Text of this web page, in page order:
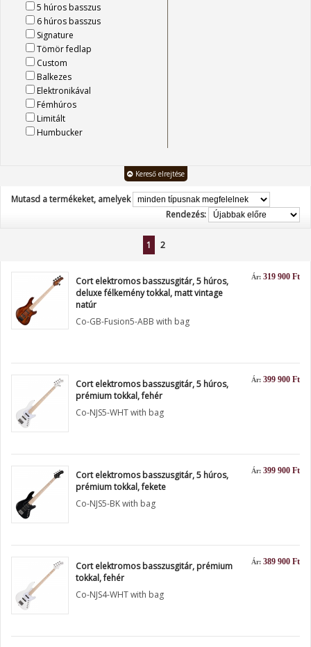
5 húros basszus
6 húros basszus
Signature
Tömör fedlap
Custom
Balkezes
Elektronikával
Fémhúros
Limitált
Humbucker
Kereső elrejtése
Mutasd a termékeket, amelyek
Rendezés:
1 2
Ár: 319 900 Ft
Cort elektromos basszusgitár, 5 húros,
deluxe félkemény tokkal, matt vintage
natúr
Co-GB-Fusion5-ABB with bag
Ár: 399 900 Ft
Cort elektromos basszusgitár, 5 húros,
prémium tokkal, fehér
Co-NJS5-WHT with bag
Ár: 399 900 Ft
Cort elektromos basszusgitár, 5 húros,
prémium tokkal, fekete
Co-NJS5-BK with bag
Ár: 389 900 Ft
Cort elektromos basszusgitár, prémium
tokkal, fehér
Co-NJS4-WHT with bag